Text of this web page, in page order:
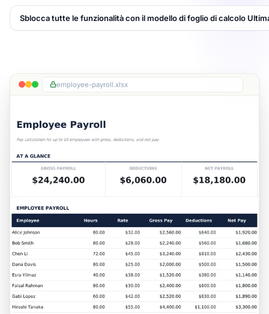
Sblocca tutte le funzionalità con il modello di foglio di calcolo
employee-payroll.xlsx